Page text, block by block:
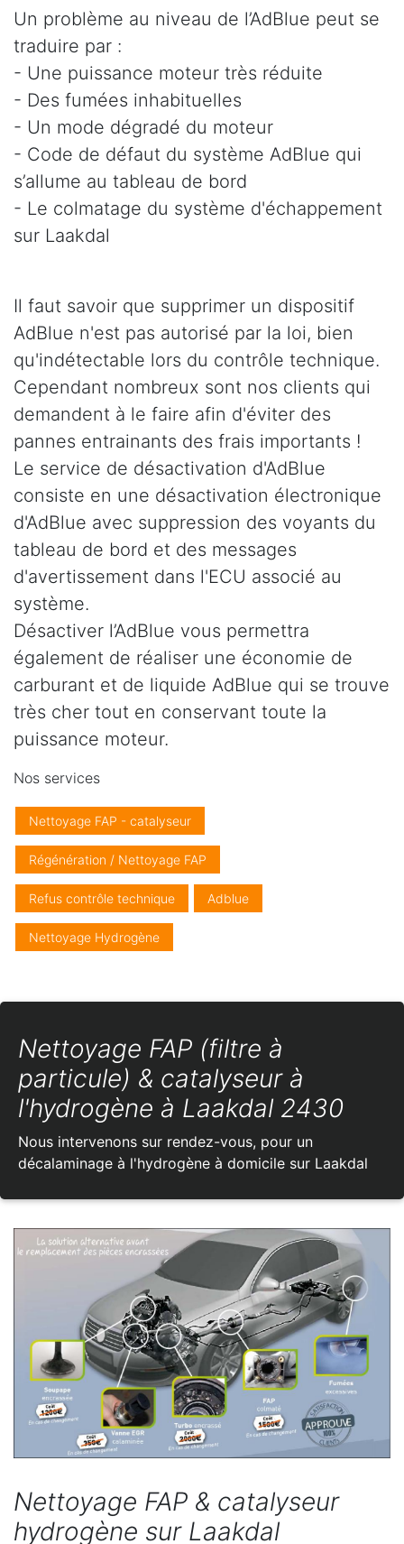
Un problème au niveau de l’AdBlue peut se
traduire par :
- Une puissance moteur très réduite
- Des fumées inhabituelles
- Un mode dégradé du moteur
- Code de défaut du système AdBlue qui
s’allume au tableau de bord
- Le colmatage du système d'échappement
sur Laakdal
Il faut savoir que supprimer un dispositif
AdBlue n'est pas autorisé par la loi, bien
qu'indétectable lors du contrôle technique.
Cependant nombreux sont nos clients qui
demandent à le faire afin d'éviter des
pannes entrainants des frais importants !
Le service de désactivation d'AdBlue
consiste en une désactivation électronique
d'AdBlue avec suppression des voyants du
tableau de bord et des messages
d'avertissement dans l'ECU associé au
système.
Désactiver l’AdBlue vous permettra
également de réaliser une économie de
carburant et de liquide AdBlue qui se trouve
très cher tout en conservant toute la
puissance moteur.
Nos services
Nettoyage FAP - catalyseur
Régénération / Nettoyage FAP
Refus contrôle technique Adblue
Nettoyage Hydrogène
Nettoyage FAP (filtre à
particule) & catalyseur à
l'hydrogène à Laakdal 2430
Nous intervenons sur rendez-vous, pour un
décalaminage à l'hydrogène à domicile sur Laakdal
Nettoyage FAP & catalyseur
hydrogène sur Laakdal